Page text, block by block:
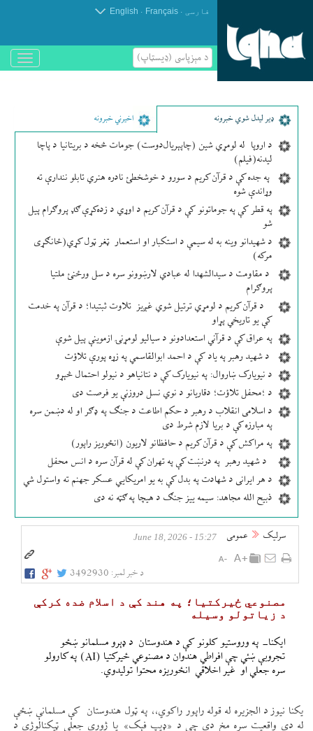
فارسی .
Français
.
English
د مېزپاسى (ډیسټاپ)
باز
و
ډير لیدل شوي خبرونه اخیرني خبرونه
د اروپا له لومړي شین (چاپېریال‌دوست) جومات څخه د بریتانیا د پاچا
لیدنه(فیلم)
په جده کې د قرآن کریم د سورو د خوشخطئ نادره هنري تابلو نندارې ته
وړاندې شوه
په قطر کې په جوماتونو کې د قرآن کریم د اوړي د زده‌کړې ګډ پروګرام پیل
شو
د شهیدانو وینه به له سیمې د استکبار او استعمار ټغر ټول کړي(ځانګړی
مرکه)
د مقاومت د سیدالشهدا له عبادي لارښوونو سره د سل ورځنئ ملتیا
پروګرام
د قرآن کریم د لومړي ترتیل شوي غږیز تلاوت ثبتیدا؛ د قرآن په خدمت
کې یو تاریخي پړاو
په عراق کې د قرآني استعدادونو د سیالیو لومړنۍ ازموینې پیل شوې
د شهید رهبر په یاد کې د احمد ابوالقاسمي په زړه پورې تلاؤت
د نیویارک ښاروال: په نیویارک کې د نتانیاهو د نیولو احتمال څېړو
د ؛محفل تلاؤت؛ دقاریانو د نوي نسل دروزنې یو فرصت دی
د اسلامی انقلاب د رهبر د حکم اطاعت د جنګ په ډګر او له دښمن سره
په مبارزه کې د بریا لازم شرط دی
په مراکش کې د قرآن کریم د حافظانو لاریون (انځوریز راپور)
د شهید رهبر په درنښت کې په تهران کې له قرآن سره د انس محفل
د هر ایرانی د شهادت په بدل کې به یو امریکایي عسکر جهنم ته واستول شي
ذبیح الله مجاهد: سیمه ییز جنګ د هیچا په ګټه نه دی
سرلیک عمومی 15:27 - June 18, 2026
د خبر لمبر: 3492930
مصنوعي ځیرکتیا؛ په هند کې د اسلام ضده کرکې
د زیاتولو وسیله
ایکنا- په وروستیو کلونو کې د هندوستان د ډېرو مسلمانو ښځو
تجروبې ښئي چې افراطي هندوان د مصنوعي ځیرکتیا (AI) په کارولو
سره جعلي او غیر اخلاقي انځوریزه محتوا تولیدوي.
یکنا نیوز د الجزیره له قوله راپور راکوي،، په ټول هندوستان کې مسلمانې ښځې
له دې واقعیت سره مخ دي چې د «ډیپ فېک» یا ژورې جعلي ټیکنالوژي د